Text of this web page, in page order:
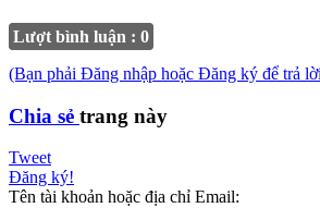
Lượt bình luận : 0
(Bạn phải Đăng nhập hoặc Đăng ký để trả
Chia sẻ trang này
Tweet
Đăng ký!
Tên tài khoản hoặc địa chỉ Email: